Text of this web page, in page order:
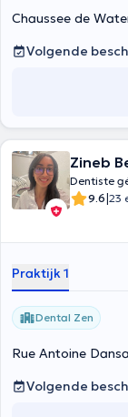
Chaussee de
Volgende
Zineb
Dentiste
9.6|23
Praktijk 1
Dental Zen
Rue Antoine
Volgende